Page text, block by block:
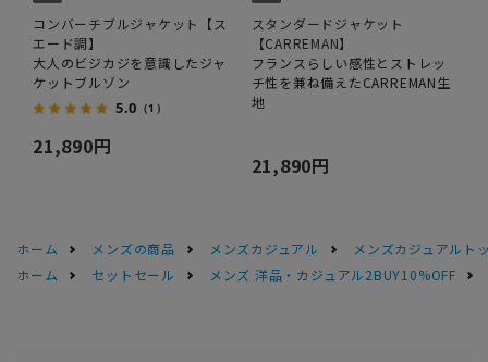
コンバーチブルジャケット【ス
エード調】
大人のビジカジを意識したジャ
ケットブルゾン
5.0 （1）
21,890円
スタンダードジャケット
【CARREMAN】
フランスらしい感性とストレッ
チ性を兼ね備えたCARREMAN生
地
21,890円
ホーム メンズの商品 メンズカジュアル
メンズカジュアルト
ホーム
セットセール メンズ 洋品・カジュアル2BUY10%OFF